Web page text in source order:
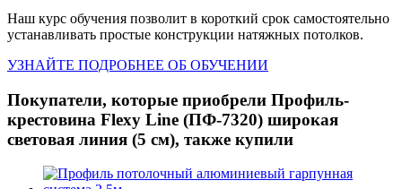
Наш курс обучения позволит в короткий срок самостоятельно
устанавливать простые конструкции натяжных потолков.
УЗНАЙТЕ ПОДРОБНЕЕ ОБ ОБУЧЕНИИ
Покупатели, которые приобрели Профиль-
крестовина Flexy Line (ПФ-7320) широкая
световая линия (5 см), также купили